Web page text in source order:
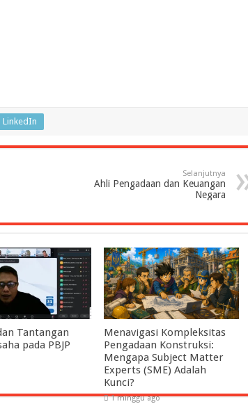
LinkedIn
Selanjutnya
Ahli Pengadaan dan Keuangan
Negara
Tantangan
pada PBJP
Menavigasi Kompleksitas
Pengadaan Konstruksi:
Mengapa Subject Matter
Experts (SME) Adalah
Kunci?
1 minggu ago